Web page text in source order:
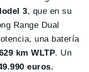
3, que en su
Range Dual
una batería
km WLTP. Un
euros.